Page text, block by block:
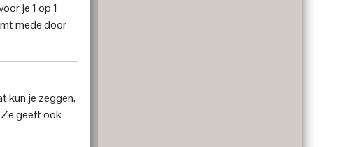
je 1 op 1
mede door
kun je zeggen,
geeft ook